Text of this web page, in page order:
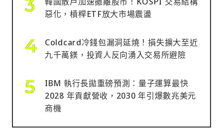
惡化，槓桿ETF放大市場震盪
Coldcard冷錢包漏洞延燒！損失擴大至近
九千萬鎂，投資人反向湧入交易所避險
IBM 執行長拋重磅預測：量子運算最快
2028 年貢獻營收，2030 年引爆數兆美元
商機